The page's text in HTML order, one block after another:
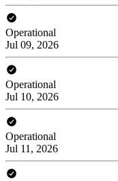
Operational
Jul 09, 2026
Operational
Jul 10, 2026
Operational
Jul 11, 2026